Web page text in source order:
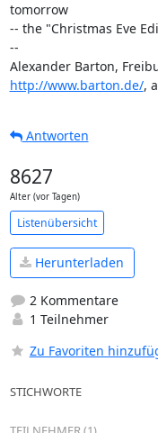
tomorrow
-- the "Christmas Eve
--
http://www.barton.de/,
Antworten
8627
Alter (vor Tagen)
Listenübersicht
Herunterladen
2 Kommentare
1 Teilnehmer
Zu Favoriten
STICHWORTE